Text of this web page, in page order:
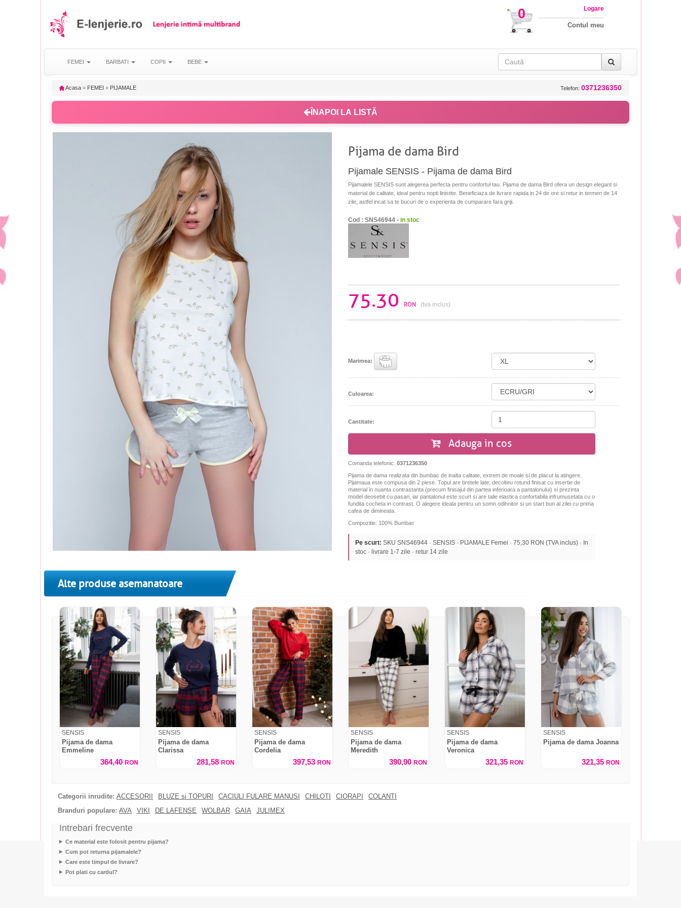
0 Logare
Contul meu
FEMEI BARBATI COPII BEBE
Acasa » FEMEI » PIJAMALE Telefon: 0371236350
ÎNAPOI LA LISTĂ
Pijama de dama Bird
Pijamale SENSIS - Pijama de dama Bird
Pijamalele SENSIS sunt alegerea perfecta pentru confortul tau. Pijama de dama Bird ofera un design elegant si
material de calitate, ideal pentru nopti linistite. Beneficiaza de livrare rapida in 24 de ore si retur in termen de 14
zile, astfel incat sa te bucuri de o experienta de cumparare fara griji.
Cod : SNS46944 - in stoc
75.30 RON (tva inclus)
Marimea:
Culoarea:
Cantitate:
Adauga in cos
Comanda telefonic: 0371236350
Pijama de dama realizata din bumbac de inalta calitate, extrem de moale si de placut la atingere.
Pijamaua este compusa din 2 piese. Topul are bretele late, decolteu rotund finisat cu insertie de
material in nuanta contrastanta (precum finisajul din partea inferioara a pantalonului) si prezinta
model deosebit cu pasari, iar pantalonul este scurt si are talie elastica confortabila infrumusetata cu o
fundita cocheta in contrast. O alegere ideala pentru un somn odihnitor si un start bun al zilei cu prima
cafea de dimineata.
Compozitie: 100% Bumbac
Pe scurt: SKU SNS46944 · SENSIS · PIJAMALE Femei · 75,30 RON (TVA inclus) · In
stoc · livrare 1-7 zile · retur 14 zile
Alte produse asemanatoare
SENSIS
Pijama de dama
Emmeline
364,40 RON
SENSIS
Pijama de dama
Clarissa
281,58 RON
SENSIS
Pijama de dama
Cordelia
397,53 RON
SENSIS
Pijama de dama
Meredith
390,90 RON
SENSIS
Pijama de dama
Veronica
321,35 RON
SENSIS
Pijama de dama Joanna
321,35 RON
Categorii inrudite: ACCESORII BLUZE si TOPURI CACIULI FULARE MANUSI CHILOTI CIORAPI
COLANTI
Branduri populare: AVA VIKI DE LAFENSE WOLBAR GAIA JULIMEX
Intrebari frecvente
Ce material este folosit pentru pijama?
Cum pot returna pijamalele?
Care este timpul de livrare?
Pot plati cu cardul?